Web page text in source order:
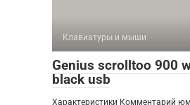
Клавиатуры и мыши
Genius scrolltoo 900
black usb
Характеристики Комментарий